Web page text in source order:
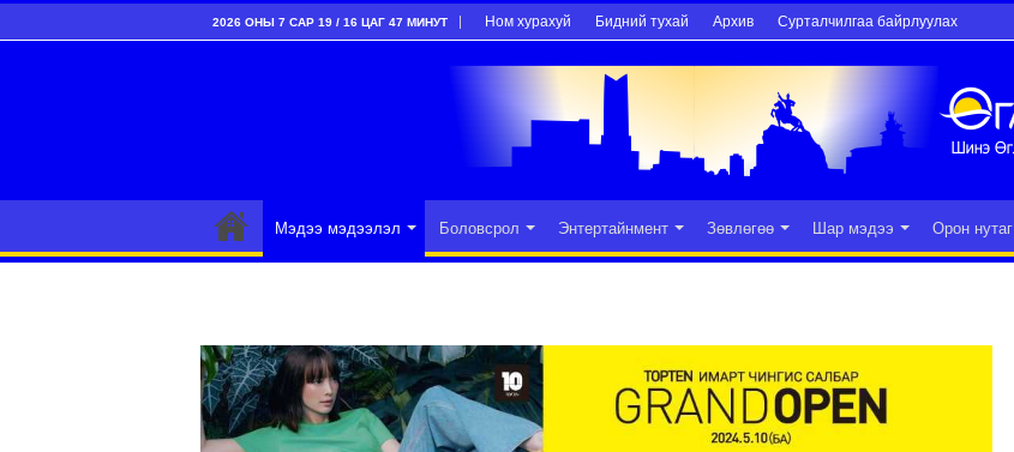
2026 ОНЫ 7 САР 19 / 16 ЦАГ 47 МИНУТ Ном хурахуй Бидний тухай Архив Сурталчилгаа байрлуулах
Мэдээ мэдээлэл Боловсрол Энтертайнмент Зөвлөгөө Шар мэдээ Орон нутаг